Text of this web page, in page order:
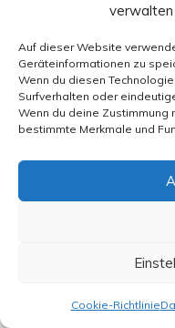
verwalten
Auf dieser Website
Geräteinformationen zu
Wenn du diesen
Surfverhalten oder
Wenn du deine Zustimmung
bestimmte Merkmale und
Cookie-Richtlinie
„nichtverbeamteter
wirklich Nonsense –
nicht. Natürlich gibt es
verbeamtete und nicht
auch eine
Exemplaren, die den
Hölle machen können,
zu wecken bzw. zu
solche Kandidaten
(die gibt es
schon erwähnt – die